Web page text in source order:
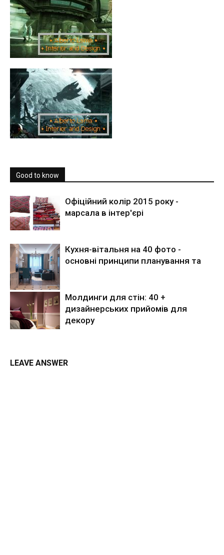
Good to know
Офіційний колір 2015 року -
марсала в інтер'єрі
Кухня-вітальня на 40 фото -
основні принципи планування та
Молдинги для стін: 40 +
дизайнерських прийомів для
декору
LEAVE ANSWER